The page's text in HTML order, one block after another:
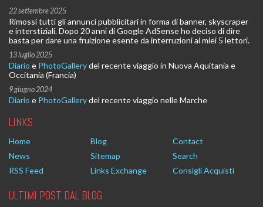
22 settembre 2025
Rimossi tutti gli annunci pubblicitari in forma di banner, skyscraper
e interstiziali. Dopo 20 anni di Google AdSense ho deciso di dire
basta per dare una fruizione esente da interruzioni ai miei 5 lettori.
13 luglio 2025
Diario e PhotoGallerydel recente viaggio in Nuova Aquitania e
Occitania (Francia)
9 giugno 2024
Diario e PhotoGallerydel recente viaggio nelle Marche
LINKS
Home Blog
Contact
News
Sitemap
Search
RSS Feed
Links Exchange Consigli Acquisti
ULTIMI POST DAL BLOG